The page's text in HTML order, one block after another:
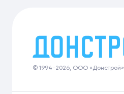
© 1994-2026, ООО «Донстрой»